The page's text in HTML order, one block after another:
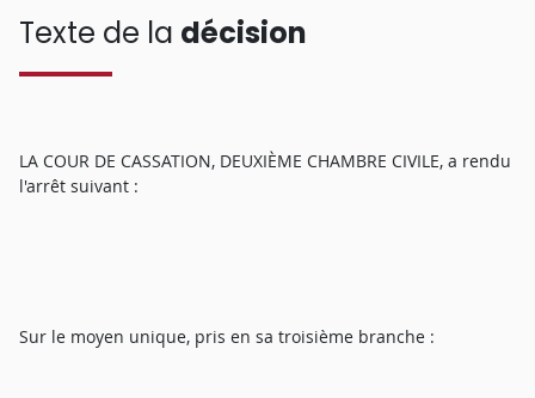
Texte de la décision
LA COUR DE CASSATION, DEUXIÈME CHAMBRE CIVILE, a rendu
l'arrêt suivant :
Sur le moyen unique, pris en sa troisième branche :